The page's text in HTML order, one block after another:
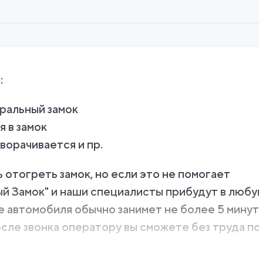
замок
в замок
и пр.
замок, но если это не помогает
Замок" и наши специалисты прибудут в
автомобиля обычно занимет не более 5
звонка оператору вы сможете без труда